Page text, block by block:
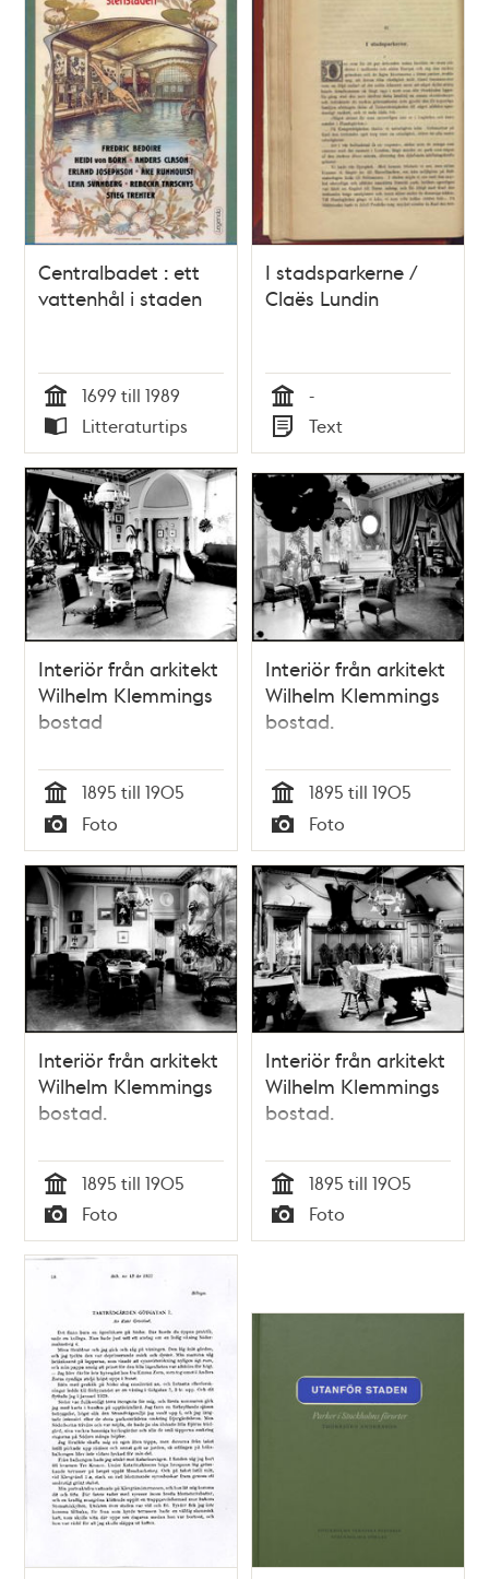
teman
Centralbadet : ett
vattenhål i staden
Tid
1699 till 1989
Typ
Litteraturtips
I stadsparkerne /
Claës Lundin
Tid
-
Typ
Text
Interiör från arkitekt
Wilhelm Klemmings
bostad
Tid
1895 till 1905
Typ
Foto
Interiör från arkitekt
Wilhelm Klemmings
bostad.
Tid
1895 till 1905
Typ
Foto
Interiör från arkitekt
Wilhelm Klemmings
bostad.
Tid
1895 till 1905
Typ
Foto
Interiör från arkitekt
Wilhelm Klemmings
bostad.
Tid
1895 till 1905
Typ
Foto